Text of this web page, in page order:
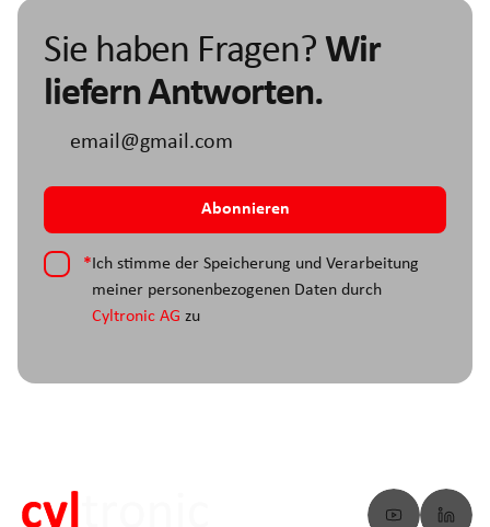
Sie haben Fragen? Wir
liefern Antworten.
*Ich stimme der Speicherung und Verarbeitung
meiner personenbezogenen Daten durch
Cyltronic AG zu